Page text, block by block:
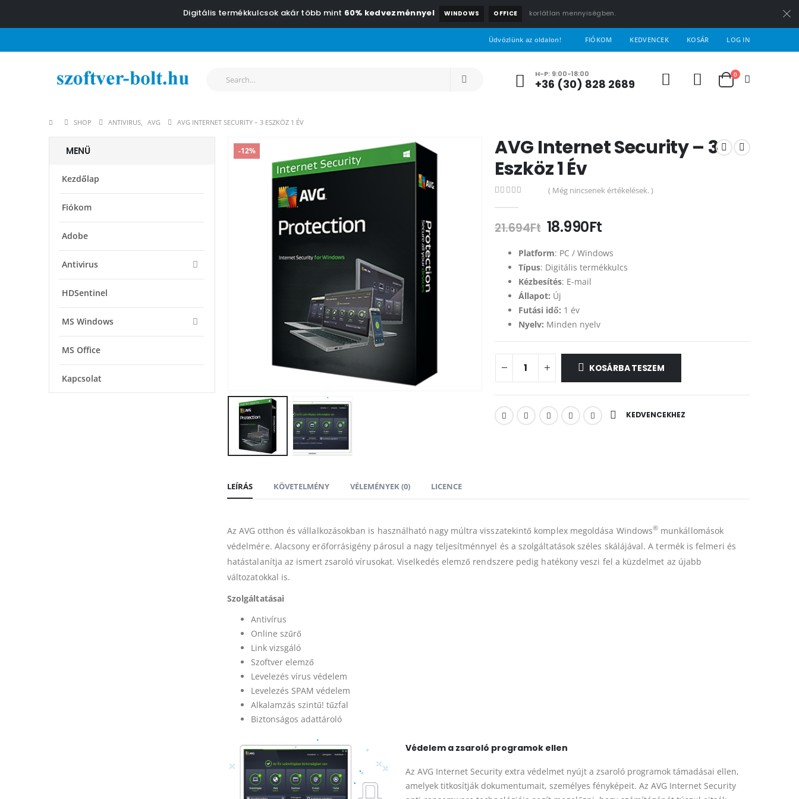
Digitális termékkulcsok akár több mint 60% kedvezménnyel WINDOWS OFFICE korlátlan mennyiségben.
Üdvözlünk az oldalon! FIÓKOM KEDVENCEK KOSÁR LOG IN
H-P: 9:00-18:00
+36 (30) 828 2689
0
SHOP ANTIVIRUS AVG AVG INTERNET SECURITY – 3 ESZKÖZ 1 ÉV
-12%
AVG Internet Security – 3
Eszköz 1 Év
( Még nincsenek értékelések. )
21.694Ft 18.990Ft
Platform: PC / Windows
Típus: Digitális termékkulcs
Kézbesítés: E-mail
Állapot: Új
Futási idő: 1 év
Nyelv: Minden nyelv
KOSÁRBA TESZEM
KEDVENCEKHEZ
LEÍRÁS KÖVETELMÉNY VÉLEMÉNYEK (0) LICENCE
Az AVG otthon és vállalkozásokban is használható nagy múltra visszatekintő komplex megoldása Windows® munkállomások
védelmére. Alacsony erőforrásigény párosul a nagy teljesítménnyel és a szolgáltatások széles skálájával. A termék is felmeri és
hatástalanítja az ismert zsaroló vírusokat. Viselkedés elemző rendszere pedig hatékony veszi fel a küzdelmet az újabb
változatokkal is.
Szolgáltatásai
Antivírus
Online szűrő
Link vizsgáló
Szoftver elemző
Levelezés vírus védelem
Levelezés SPAM védelem
Alkalamzás szintű! tűzfal
Biztonságos adattároló
Védelem a zsaroló programok ellen
Az AVG Internet Security extra védelmet nyújt a zsaroló programok támadásai ellen,
amelyek titkosítják dokumentumait, személyes fényképeit. Az AVG Internet Security
MENÜ
Kezdőlap
Fiókom
Adobe
Antivirus
HDSentinel
MS Windows
MS Office
Kapcsolat